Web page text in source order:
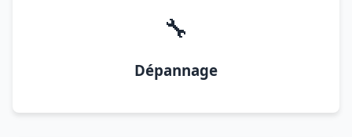
🔧
Dépannage